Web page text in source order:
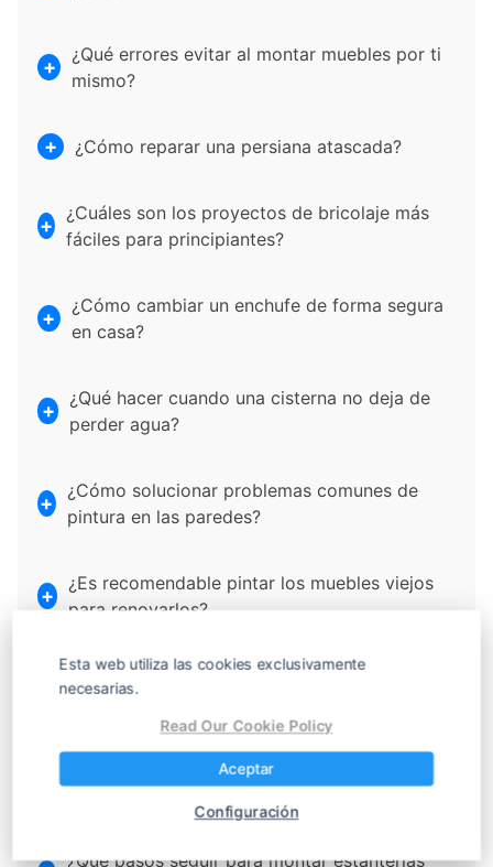
¿Qué errores evitar al montar muebles por ti
mismo?
¿Cómo reparar una persiana atascada?
¿Cuáles son los proyectos de bricolaje más
fáciles para principiantes?
¿Cómo cambiar un enchufe de forma segura
en casa?
¿Qué hacer cuando una cisterna no deja de
perder agua?
¿Cómo solucionar problemas comunes de
pintura en las paredes?
¿Es recomendable pintar los muebles viejos
para renovarlos?
¿Qué herramientas debe tener siempre un
buen manitas en casa?
¿Cómo desatascar un desagüe sin usar
productos químicos agresivos?
¿Qué pasos seguir para montar estanterías
Esta web utiliza las cookies exclusivamente
necesarias.
Read Our Cookie Policy
Aceptar
Configuración